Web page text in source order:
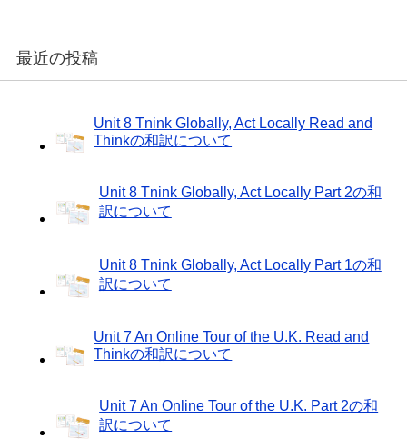
最近の投稿
Unit 8 Tnink Globally, Act Locally Read and
Thinkの和訳について
Unit 8 Tnink Globally, Act Locally Part 2の和
訳について
Unit 8 Tnink Globally, Act Locally Part 1の和
訳について
Unit 7 An Online Tour of the U.K. Read and
Thinkの和訳について
Unit 7 An Online Tour of the U.K. Part 2の和
訳について